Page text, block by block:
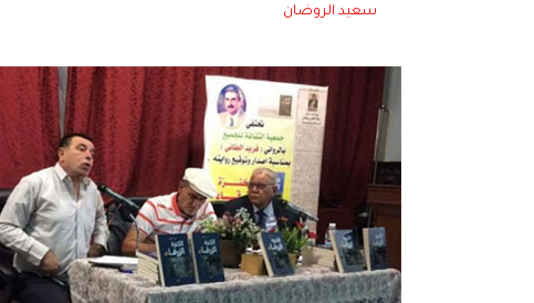
سعيد الروضان